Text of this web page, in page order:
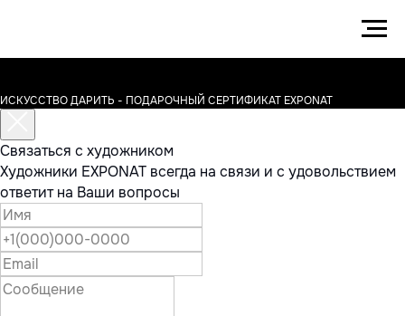
ИСКУССТВО ДАРИТЬ - ПОДАРОЧНЫЙ СЕРТИФИКАТ EXPONAT
Связаться с художником
Художники EXPONAT всегда на связи и с удовольствием
ответит на Ваши вопросы